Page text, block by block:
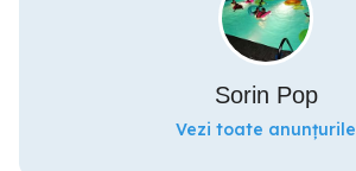
Sorin Pop
Vezi toate anunțurile